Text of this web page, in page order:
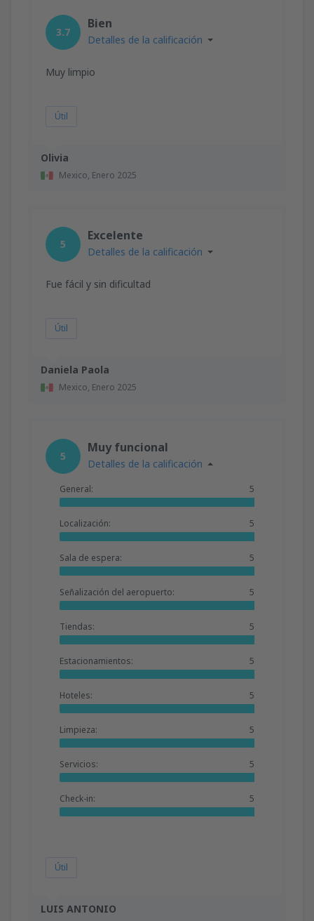
Olivia
Mexico, Enero 2025
3.7
Bien
Detalles de la calificación
Muy limpio
Útil
Daniela Paola
Mexico, Enero 2025
5
Excelente
Detalles de la calificación
Fue fácil y sin dificultad
Útil
LUIS ANTONIO
5
Muy funcional
Detalles de la calificación
General: 5
Localización: 5
Sala de espera: 5
Señalización del aeropuerto: 5
Tiendas: 5
Estacionamientos: 5
Hoteles: 5
Limpieza: 5
Servicios: 5
Check-in: 5
Útil